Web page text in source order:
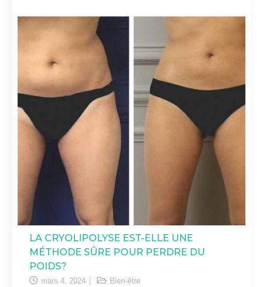
LA CRYOLIPOLYSE EST-ELLE UNE
MÉTHODE SÛRE POUR PERDRE DU
POIDS?
mars 4, 2024 Bien-être